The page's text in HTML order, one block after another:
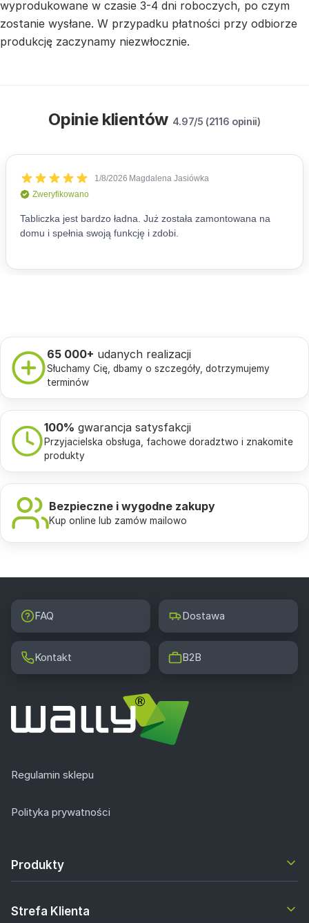
wyprodukowane w czasie 3-4 dni roboczych, po czym
zostanie wysłane. W przypadku płatności przy odbiorze
produkcję zaczynamy niezwłocznie.
Opinie klientów 4.97/5 (2116 opinii)
65 000+ udanych realizacji
Słuchamy Cię, dbamy o szczegóły, dotrzymujemy
terminów
100% gwarancja satysfakcji
Przyjacielska obsługa, fachowe doradztwo i znakomite
produkty
Bezpieczne i wygodne zakupy
Kup online lub zamów mailowo
FAQ Dostawa
Kontakt B2B
Regulamin sklepu
Polityka prywatności
Produkty
Strefa Klienta